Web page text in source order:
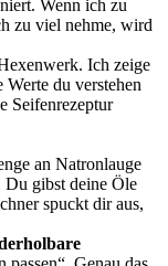
Wenn ich zu
zu viel nehme, wird
Ich zeige
du verstehen
Seifenrezeptur
an Natronlauge
Du gibst deine Öle
spuckt dir aus,